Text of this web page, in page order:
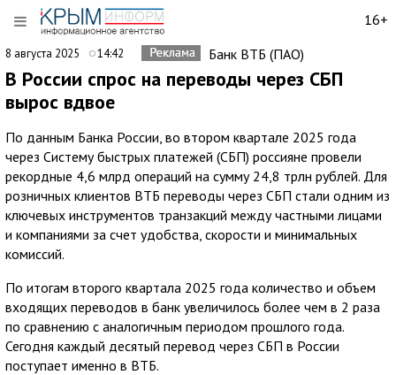
16+
8 августа 2025 14:42 Банк ВТБ (ПАО)
В России спрос на переводы через СБП
вырос вдвое
По данным Банка России, во втором квартале 2025 года
через Систему быстрых платежей (СБП) россияне провели
рекордные 4,6 млрд операций на сумму 24,8 трлн рублей. Для
розничных клиентов ВТБ переводы через СБП стали одним из
ключевых инструментов транзакций между частными лицами
и компаниями за счет удобства, скорости и минимальных
комиссий.
По итогам второго квартала 2025 года количество и объем
входящих переводов в банк увеличилось более чем в 2 раза
по сравнению с аналогичным периодом прошлого года.
Сегодня каждый десятый перевод через СБП в России
поступает именно в ВТБ.